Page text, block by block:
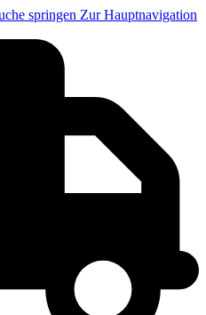
springen Zur Hauptnavigation